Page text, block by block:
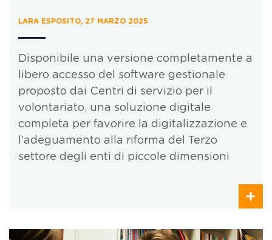
LARA ESPOSITO, 27 MARZO 2025
Disponibile una versione completamente a
libero accesso del software gestionale
proposto dai Centri di servizio per il
volontariato, una soluzione digitale
completa per favorire la digitalizzazione e
l’adeguamento alla riforma del Terzo
settore degli enti di piccole dimensioni